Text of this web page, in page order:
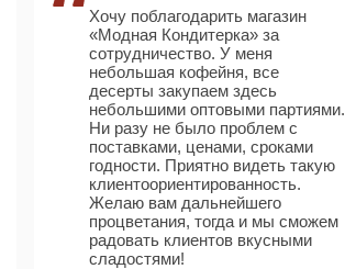
Хочу поблагодарить магазин
«Модная Кондитерка» за
сотрудничество. У меня
небольшая кофейня, все
десерты закупаем здесь
небольшими оптовыми партиями.
Ни разу не было проблем с
поставками, ценами, сроками
годности. Приятно видеть такую
клиентоориентированность.
Желаю вам дальнейшего
процветания, тогда и мы сможем
радовать клиентов вкусными
сладостями!